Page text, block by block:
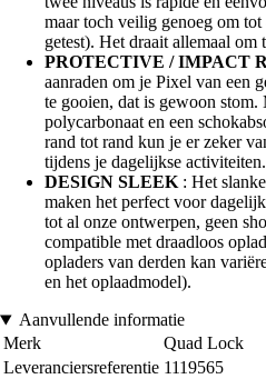
maar toch veilig genoeg om
getest). Het draait allemaal om
PROTECTIVE / IMPACT
aanraden om je Pixel van een
te gooien, dat is gewoon stom.
polycarbonaat en een
rand tot rand kun je er zeker
tijdens je dagelijkse activiteiten.
DESIGN SLEEK : Het
maken het perfect voor
tot al onze ontwerpen, geen
compatible met draadloos
opladers van derden kan
en het oplaadmodel).
Aanvullende informatie
Merk
Quad Lock
Leveranciersreferentie 1119565